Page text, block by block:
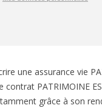
une assurance vie
contrat PATRIMOINE
grâce à son